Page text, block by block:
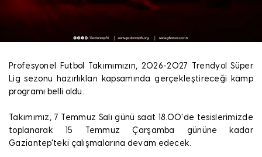
Profesyonel Futbol Takımımızın, 2026-2027 Trendyol Süper
Lig sezonu hazırlıkları kapsamında gerçekleştireceği kamp
programı belli oldu.
Takımımız, 7 Temmuz Salı günü saat 18.00'de tesislerimizde
toplanarak 15 Temmuz Çarşamba gününe kadar
Gaziantep'teki çalışmalarına devam edecek.